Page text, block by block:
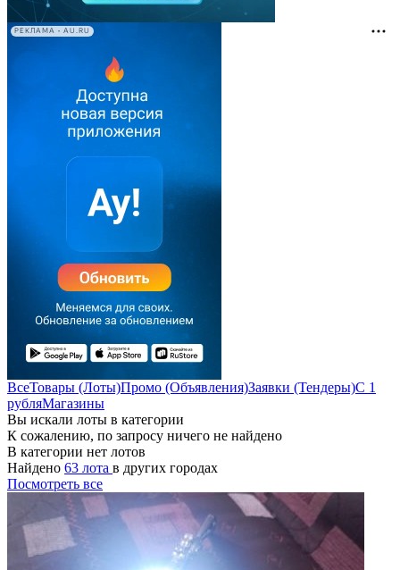
РЕКЛАМА • AU.RU
ВсеТовары (Лоты)Промо (Объявления)Заявки (Тендеры)С 1
рубляМагазины
Вы искали лоты в категории
К сожалению, по запросу ничего не найдено
В категории нет лотов
Найдено 63 лота в других городах
Посмотреть все